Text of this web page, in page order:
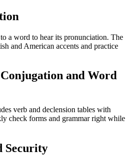
a word to hear its pronunciation. The
and American accents and practice
and Word
verb and declension tables with
check forms and grammar right while
Security